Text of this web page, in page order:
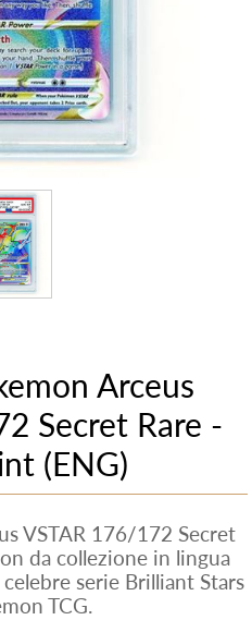
Arceus
Secret Rare -
(ENG)
VSTAR 176/172 Secret
da collezione in lingua
serie Brilliant Stars
TCG.